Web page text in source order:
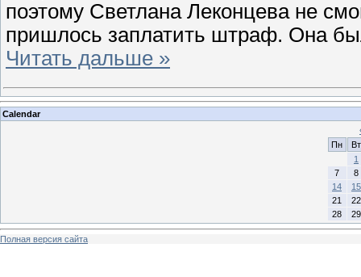
поэтому Светлана Леконцева не
пришлось заплатить штраф. Она
Читать дальше »
Calendar
Пн
Вт
1
7
8
14
15
21
22
28
29
Полная версия сайта